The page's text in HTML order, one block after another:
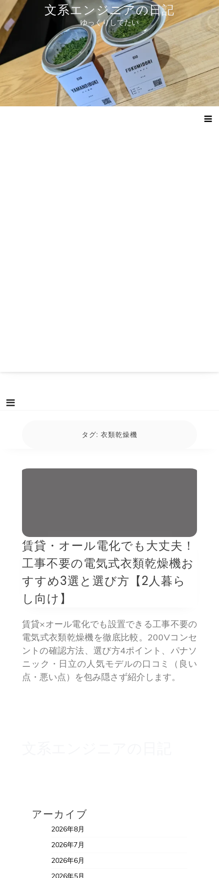
テ
ツ
へ
ス
ッ
プ
文系エンジニアの日記
ゆっくりしてたい
タグ: 衣類乾燥機
賃貸・オール電化でも大丈夫！
工事不要の電気式衣類乾燥機お
すすめ3選と選び方【2人暮ら
し向け】
賃貸×オール電化でも設置できる工事不要の
電気式衣類乾燥機を徹底比較。200Vコンセ
ントの確認方法、選び方4ポイント、パナソ
ニック・日立の人気モデルの口コミ（良い
点・悪い点）を包み隠さず紹介します。
アーカイブ
2026年8月
2026年7月
2026年6月
2026年5月